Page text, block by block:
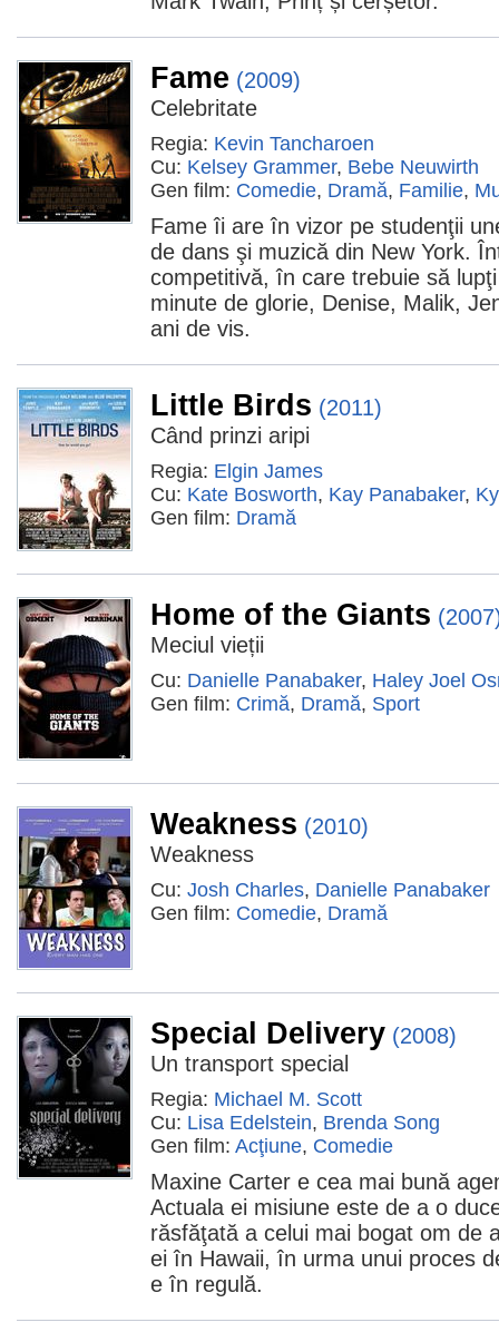
Fame (2009)
Celebritate
Regia: Kevin Tancharoen
Cu: Kelsey Grammer, Bebe Neuwirth
Gen film: Comedie, Dramă, Familie,
Fame îi are în vizor pe studenţii
de dans şi muzică din New York.
competitivă, în care trebuie să
minute de glorie, Denise, Malik,
ani de vis.
Little Birds (2011)
Când prinzi aripi
Regia: Elgin James
Cu: Kate Bosworth, Kay Panabaker,
Gen film: Dramă
Home of the Giants
Meciul vieții
Cu: Danielle Panabaker, Haley Joel
Gen film: Crimă, Dramă, Sport
Weakness (2010)
Weakness
Cu: Josh Charles, Danielle Panabaker
Gen film: Comedie, Dramă
Special Delivery (2008)
Un transport special
Regia: Michael M. Scott
Cu: Lisa Edelstein, Brenda Song
Gen film: Acţiune, Comedie
Maxine Carter e cea mai bună
Actuala ei misiune este de a o
răsfăţată a celui mai bogat om de
ei în Hawaii, în urma unui proces
e în regulă.